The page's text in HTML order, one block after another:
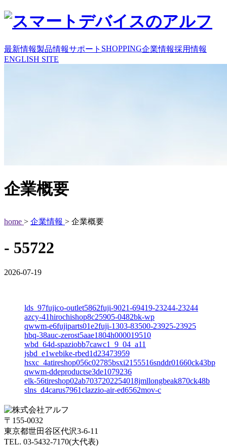
最新情報製品情報サポート SHOPPING企業情報採用情報
ENGLISH SITE
企業概要
home > 企業情報 > 企業概要
- 55722
2026-07-19
lds_97fujico-outlet5862fuji-9021-69419-23244-23244
azcy-41hirochishop8c25905-0482bk-wp
qwwm-e6fujiparts01e2fuji-1303-83500-23925-23925
hbq-38auc-zerost5aae1804h000019510
wbd_64d-spaziobb7cawc1_9_04_a11
jsbd_e1webike-rbed1d23473959
hsxc_4atireshop056c02785bsxi2155516snddr01660ck43bp
qwwm-ddeproductse3de1079236
elk-56tireshop02ab7037202254018jmllongbeak870ck48b
slns_d4carus7961clazzio-air-ed6562mov-c
〒155-0032
東京都世田谷区代沢3-6-11
TEL. 03-5432-7170(大代表)